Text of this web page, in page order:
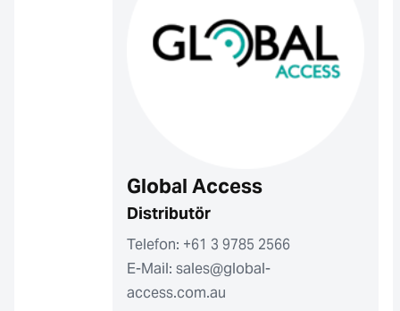
Global Access
Distributör
Telefon: +61 3 9785 2566
E-Mail: sales@global-
access.com.au